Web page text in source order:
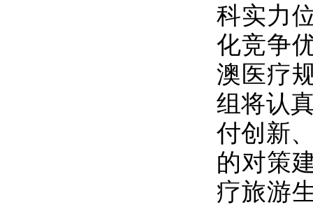
科实力
化竞争
澳医疗
组将认
付创新
的对策
疗旅游